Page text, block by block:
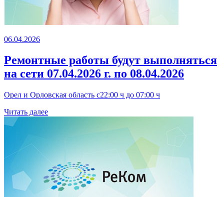
06.04.2026
Ремонтные работы будут выполняться
на сети 07.04.2026 г. по 08.04.2026
Орел и Орловская область с22:00 ч до 07:00 ч
Читать далее